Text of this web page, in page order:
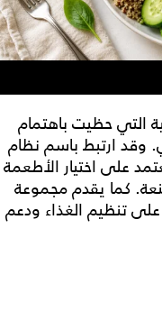
التي حظيت باهتمام
وقد ارتبط باسم نظام
على اختيار الأطعمة
كما يقدم مجموعة
تنظيم الغذاء ودعم